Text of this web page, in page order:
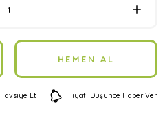
HEMEN AL
Tavsiye Et Fiyatı Düşünce Haber Ver